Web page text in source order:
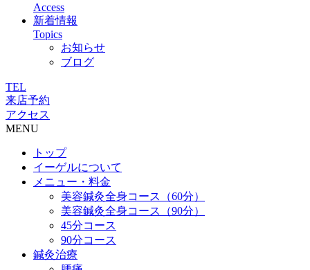
Access
新着情報
Topics
お知らせ
ブログ
TEL
来店予約
アクセス
MENU
トップ
イーゲルについて
メニュー・料金
美容鍼灸全身コース（60分）
美容鍼灸全身コース（90分）
45分コース
90分コース
鍼灸治療